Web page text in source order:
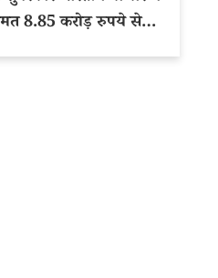
8.85 करोड़ रुपये से